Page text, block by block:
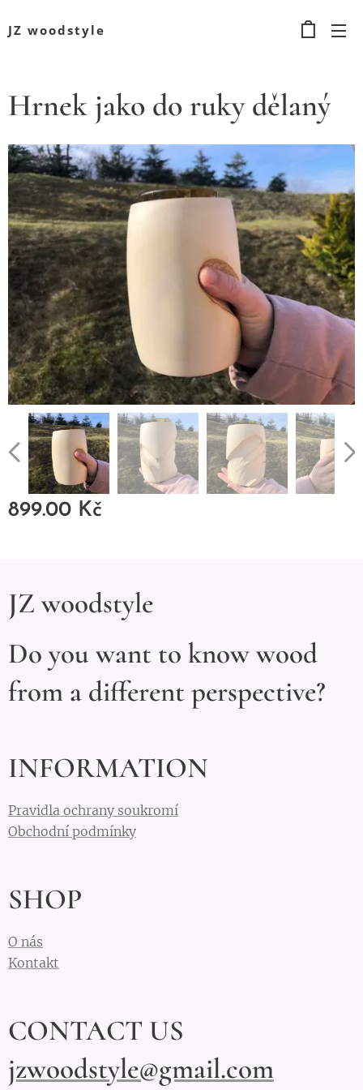
JZ woodstyle
Hrnek jako do ruky dělaný
899.00 Kč
JZ woodstyle
Do you want to know wood
from a different perspective?
INFORMATION
Pravidla ochrany soukromí
Obchodní podmínky
SHOP
O nás
Kontakt
CONTACT US
jzwoodstyle@gmail.com